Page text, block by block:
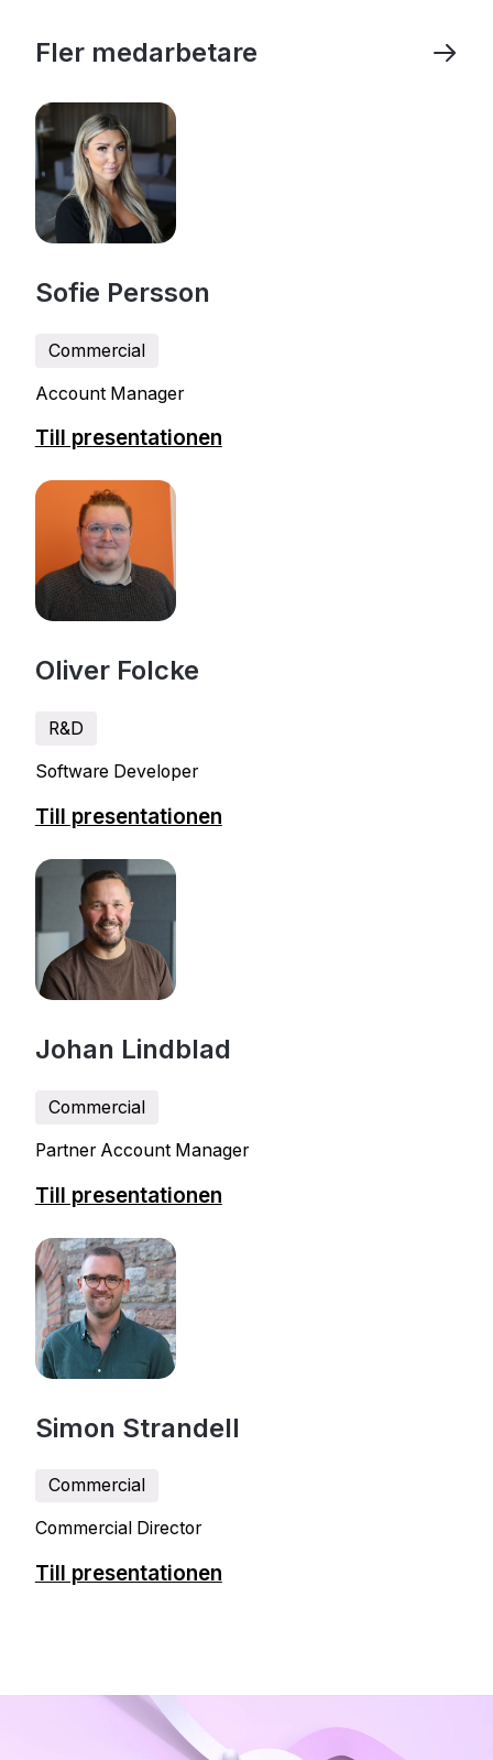
Fler medarbetare
Sofie Persson
Commercial
Account Manager
Till presentationen
Oliver Folcke
R&D
Software Developer
Till presentationen
Johan Lindblad
Commercial
Partner Account Manager
Till presentationen
Simon Strandell
Commercial
Commercial Director
Till presentationen